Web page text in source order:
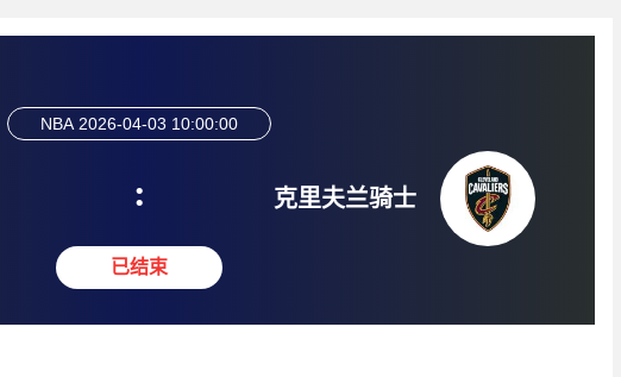
NBA 2026-04-03 10:00:00
:
已结束
克里夫兰骑士